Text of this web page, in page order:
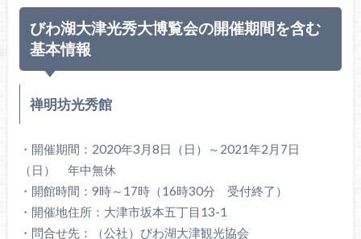
びわ湖大津光秀大博覧会の開催期間を含む
基本情報
禅明坊光秀館
・開催期間：2020年3月8日（日）～2021年2月7日
（日） 年中無休
・開館時間：9時～17時（16時30分 受付終了）
・開催地住所：大津市坂本五丁目13-1
・問合せ先：（公社）びわ湖大津観光協会